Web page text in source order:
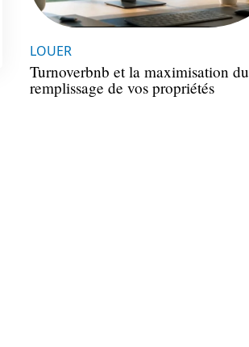
LOUER
Turnoverbnb et la maximisation du
remplissage de vos propriétés